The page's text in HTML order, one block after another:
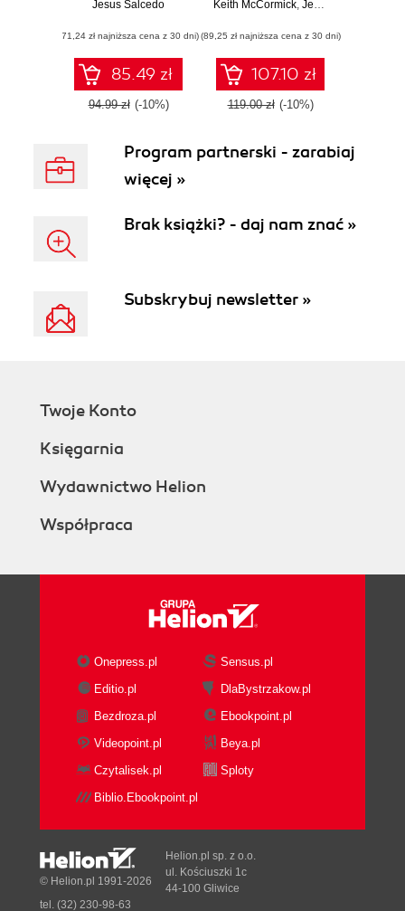
mining capabilities
predictive modeling
Jesus Salcedo
(71,24 zł najniższa cena z 30 dni)
85.49 zł
94.99 zł (-10%)
Effective
building powerful
data mining and
predictive analytics
solutions
Keith McCormick, Jesus Salcedo
(89,25 zł najniższa cena z 30 dni)
107.10 zł
119.00 zł (-10%)
Program partnerski - zarabiaj
więcej »
Brak książki? - daj nam znać »
Subskrybuj newsletter »
Twoje Konto
Księgarnia
Wydawnictwo Helion
Współpraca
Onepress.pl
Sensus.pl
Editio.pl
DlaBystrzakow.pl
Bezdroza.pl
Ebookpoint.pl
Videopoint.pl
Beya.pl
Czytalisek.pl
Sploty
Biblio.Ebookpoint.pl
© Helion.pl 1991-2026
Helion.pl sp. z o.o.
ul. Kościuszki 1c
44-100 Gliwice
tel. (32) 230-98-63